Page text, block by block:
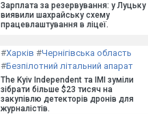
Зарплата за резервування: у Луцьку
виявили шахрайську схему
працевлаштування в ліцеї.
#Харків #Чернігівська область
#Безпілотний літальний апарат
The Kyiv Independent та ІМІ зуміли
зібрати більше $23 тисяч на
закупівлю детекторів дронів для
журналістів.